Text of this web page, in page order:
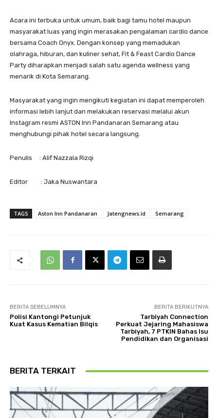
Acara ini terbuka untuk umum, baik bagi tamu hotel maupun
masyarakat luas yang ingin merasakan pengalaman cardio dance
bersama Coach Onyx. Dengan konsep yang memadukan
olahraga, hiburan, dan kuliner sehat, Fit & Feast Cardio Dance
Party diharapkan menjadi salah satu agenda wellness yang
menarik di Kota Semarang.
Masyarakat yang ingin mengikuti kegiatan ini dapat memperoleh
informasi lebih lanjut dan melakukan reservasi melalui akun
Instagram resmi ASTON Inn Pandanaran Semarang atau
menghubungi pihak hotel secara langsung.
Penulis : Alif Nazzala Rizqi
Editor : Jaka Nuswantara
TAGS Aston Inn Pandanaran Jatengnews.id Semarang
BERITA SEBELUMNYA
Polisi Kantongi Petunjuk
Kuat Kasus Kematian Bilqis
BERITA BERIKUTNYA
Tarbiyah Connection
Perkuat Jejaring Mahasiswa
Tarbiyah, 7 PTKIN Bahas Isu
Pendidikan dan Organisasi
BERITA TERKAIT